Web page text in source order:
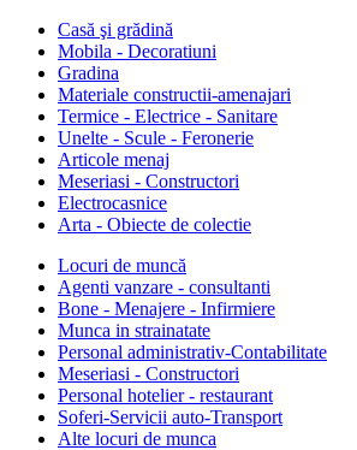
Casă şi grădină
Mobila - Decoratiuni
Gradina
Materiale constructii-amenajari
Termice - Electrice - Sanitare
Unelte - Scule - Feronerie
Articole menaj
Meseriasi - Constructori
Electrocasnice
Arta - Obiecte de colectie
Locuri de muncă
Agenti vanzare - consultanti
Bone - Menajere - Infirmiere
Munca in strainatate
Personal administrativ-Contabilitate
Meseriasi - Constructori
Personal hotelier - restaurant
Soferi-Servicii auto-Transport
Alte locuri de munca